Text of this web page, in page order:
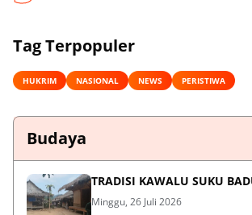
Tag Terpopuler
HUKRIM NASIONAL NEWS PERISTIWA
Budaya
TRADISI KAWALU SUKU
Minggu, 26 Juli 2026